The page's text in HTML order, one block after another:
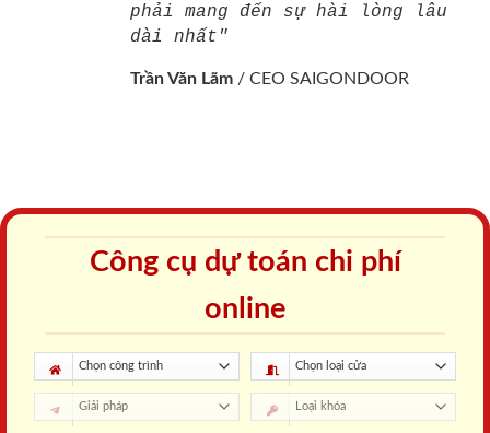
phải mang đến sự hài lòng lâu
dài nhất"
Trần Văn Lãm / CEO SAIGONDOOR
Công cụ dự toán chi phí
online